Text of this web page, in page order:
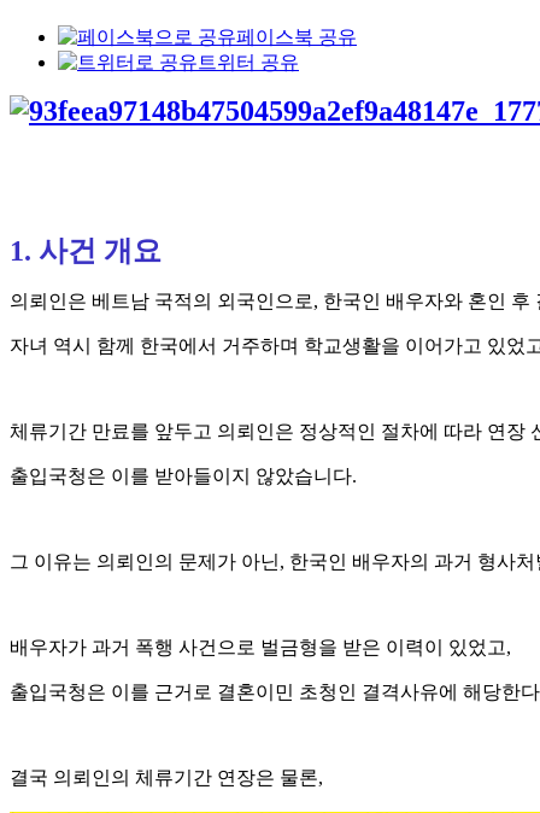
페이스북 공유
트위터 공유
1. 사건 개요
의뢰인은 베트남 국적의 외국인으로, 한국인 배우자와 혼인
자녀 역시 함께 한국에서 거주하며 학교생활을 이어가고 있
체류기간 만료를 앞두고 의뢰인은 정상적인 절차에 따라 연장
출입국청은 이를 받아들이지 않았습니다.
그 이유는 의뢰인의 문제가 아닌, 한국인 배우자의 과거 형사
배우자가 과거 폭행 사건으로 벌금형을 받은 이력이 있었고,
출입국청은 이를 근거로 결혼이민 초청인 결격사유에 해당한
결국 의뢰인의 체류기간 연장은 물론,